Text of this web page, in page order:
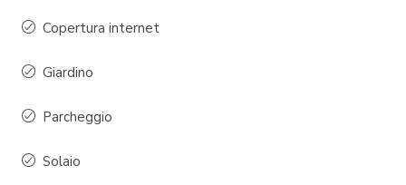
Copertura internet
Giardino
Parcheggio
Solaio